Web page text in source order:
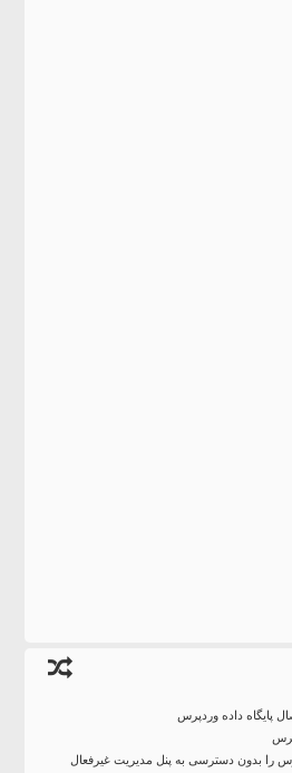
پایگاه داده وردپرس
را بدون دسترسی به پنل مدیریت غیرفعال